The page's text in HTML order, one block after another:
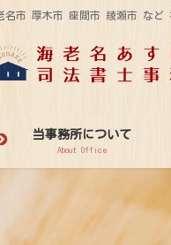
名市 厚木市 座間市 綾瀬市 など
当事務所について
About Office